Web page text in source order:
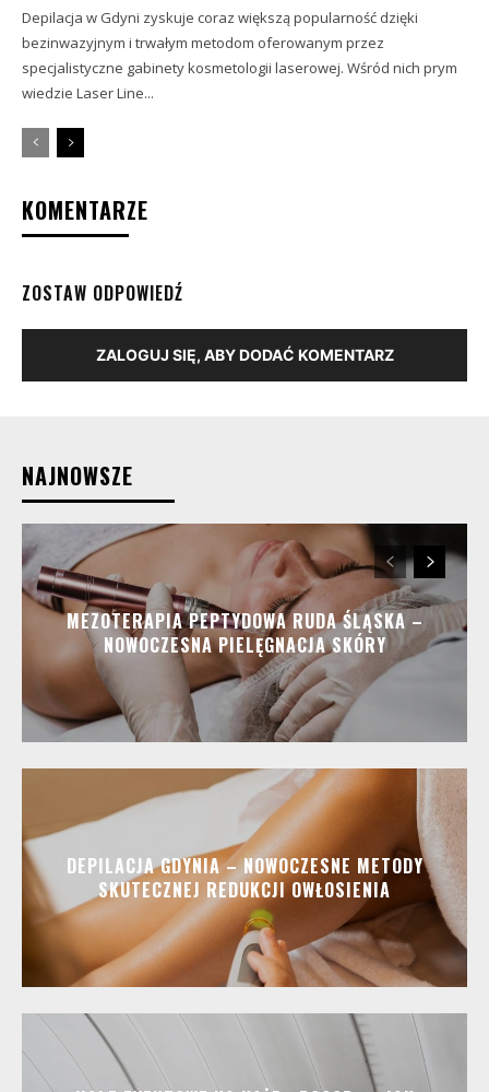
Depilacja w Gdyni zyskuje coraz większą popularność dzięki
bezinwazyjnym i trwałym metodom oferowanym przez
specjalistyczne gabinety kosmetologii laserowej. Wśród nich prym
wiedzie Laser Line...
KOMENTARZE
ZOSTAW ODPOWIEDŹ
ZALOGUJ SIĘ, ABY DODAĆ KOMENTARZ
NAJNOWSZE
MEZOTERAPIA PEPTYDOWA RUDA ŚLĄSKA –
NOWOCZESNA PIELĘGNACJA SKÓRY
DEPILACJA GDYNIA – NOWOCZESNE METODY
SKUTECZNEJ REDUKCJI OWŁOSIENIA